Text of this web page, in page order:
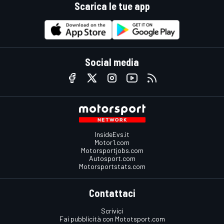
Scarica le tue app
Social media
InsideEvs.it
Motor1.com
Motorsportjobs.com
Autosport.com
Motorsportstats.com
Contattaci
Scrivici
Fai pubblicità con Mototsport.com